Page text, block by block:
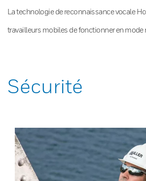
La technologie de reconnaissance vocale
travailleurs mobiles de fonctionner en mode
Sécurité